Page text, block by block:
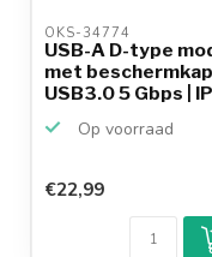
OKS-34774
USB-A D-type
met beschermkap |
USB3.0 5 Gbps |
Op voorraad
€22,99